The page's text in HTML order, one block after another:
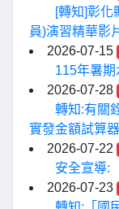
[轉知]彰化
員)演習精華影
2026-07-15
115年暑
2026-07-28
轉知:有關
實發金額試算
2026-07-22
安全宣導:
2026-07-23